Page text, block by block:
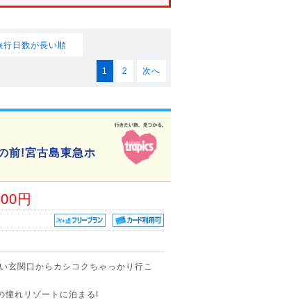
行日数が長い順
1 2 次へ
前!宮古島東急ホ
円
玄関口からカシコクちゃっかり行こ
憧れリゾートに泊まる!